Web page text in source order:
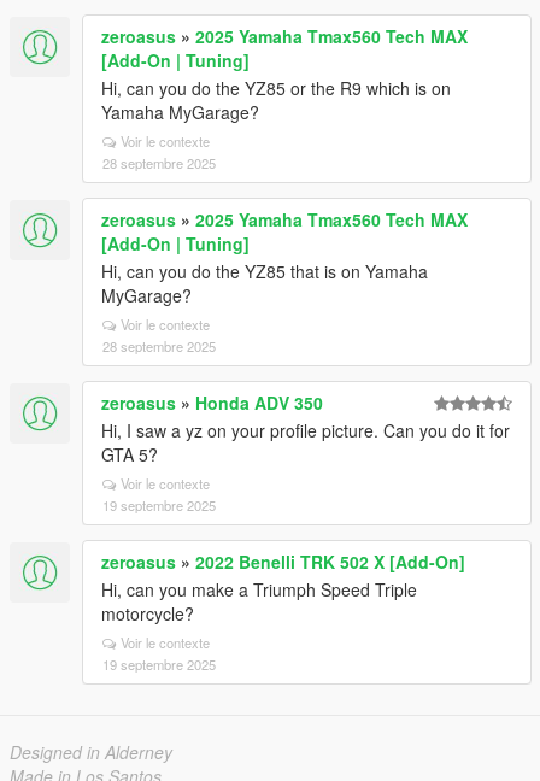
zeroasus » 2025 Yamaha Tmax560 Tech MAX
[Add-On | Tuning]
Hi, can you do the YZ85 or the R9 which is on
Yamaha MyGarage?
Voir le contexte
28 septembre 2025
zeroasus » 2025 Yamaha Tmax560 Tech MAX
[Add-On | Tuning]
Hi, can you do the YZ85 that is on Yamaha
MyGarage?
Voir le contexte
28 septembre 2025
zeroasus » Honda ADV 350
Hi, I saw a yz on your profile picture. Can you do it for
GTA 5?
Voir le contexte
19 septembre 2025
zeroasus » 2022 Benelli TRK 502 X [Add-On]
Hi, can you make a Triumph Speed ​​Triple
motorcycle?
Voir le contexte
19 septembre 2025
Designed in Alderney
Made in Los Santos